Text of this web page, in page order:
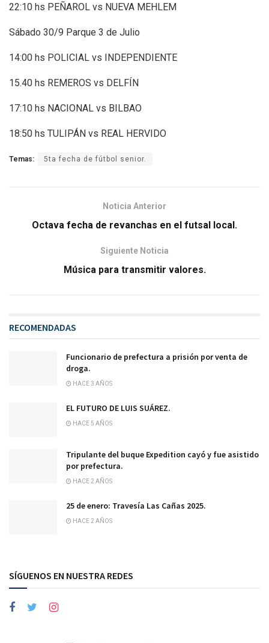
22:10 hs PEÑAROL vs NUEVA MEHLEM
Sábado 30/9 Parque 3 de Julio
14:00 hs POLICIAL vs INDEPENDIENTE
15.40 hs REMEROS vs DELFÍN
17:10 hs NACIONAL vs BILBAO
18:50 hs TULIPÁN vs REAL HERVIDO
Temas: 5ta fecha de fútbol senior.
Noticia Anterior
Octava fecha de revanchas en el futsal local.
Siguiente Noticia
Música para transmitir valores.
RECOMENDADAS
Funcionario de prefectura a prisión por venta de
droga.
HACE 3 AÑOS
EL FUTURO DE LUIS SUÁREZ.
HACE 5 AÑOS
Tripulante del buque Expedition cayó y fue asistido
por prefectura.
HACE 2 AÑOS
25 de enero: Travesía Las Cañas 2025.
HACE 2 AÑOS
SÍGUENOS EN NUESTRA REDES